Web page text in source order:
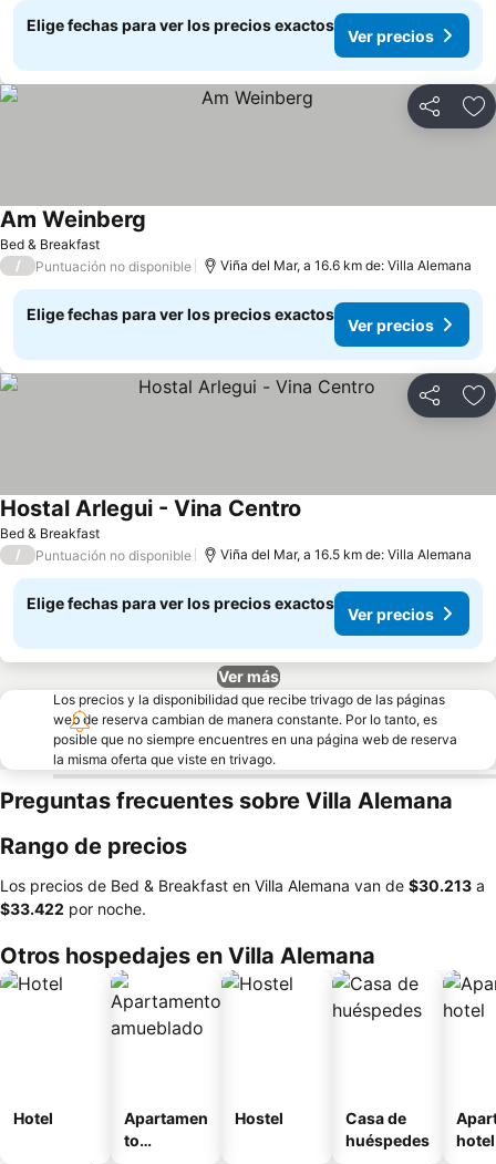
Elige fechas para ver los precios exactos
Ver precios
Compartir
Bed & Breakfast
Am Weinberg
/ Puntuación no disponible Viña del Mar, a 16.6 km de: Villa Alemana
Elige fechas para ver los precios exactos
Ver precios
Compartir
Bed & Breakfast
Hostal Arlegui - Vina Centro
/ Puntuación no disponible Viña del Mar, a 16.5 km de: Villa Alemana
Elige fechas para ver los precios exactos
Ver precios
Ver más
Los precios y la disponibilidad que recibe trivago de las páginas
web de reserva cambian de manera constante. Por lo tanto, es
posible que no siempre encuentres en una página web de reserva
la misma oferta que viste en trivago.
Preguntas frecuentes sobre Villa Alemana
Rango de precios
Los precios de Bed & Breakfast en Villa Alemana van de ‎$30.213 a
‎$33.422 por noche.
Otros hospedajes en Villa Alemana
Hotel
Apartamen
to
Hostel
Casa de
huéspedes
hotel